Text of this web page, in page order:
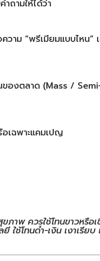
ถามให้ได้ว่า
าม “พรีเมียมแบบไหน”
ของตลาด (Mass /
อเฉพาะแคมเปญ
ภาพ ควรใช้โทนขาวหรือ
ใช้โทนดำ-เงิน เงาเรีย